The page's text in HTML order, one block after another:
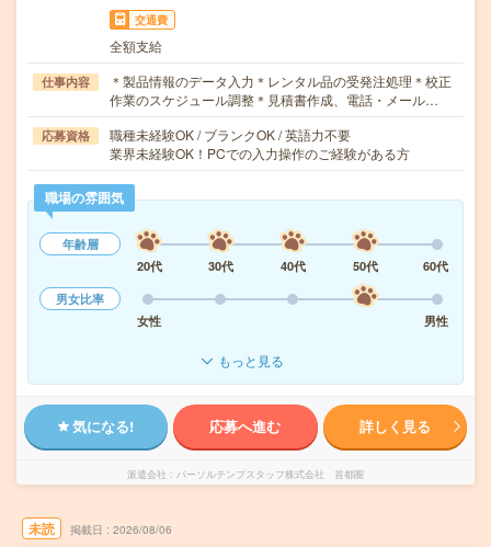
交通費
全額支給
仕事内容
＊製品情報のデータ入力＊レンタル品の受発注処理＊校正
作業のスケジュール調整＊見積書作成、電話・メール…
応募資格
職種未経験OK / ブランクOK / 英語力不要
業界未経験OK！PCでの入力操作のご経験がある方
職場の雰囲気
年齢層
20代
30代 40代 50代
60代
男女比率
女性
男性
もっと見る
気になる! 応募へ進む 詳しく見る
派遣会社 パーソルテンプスタッフ株式会社 首都圏
未読 掲載日 2026/08/06